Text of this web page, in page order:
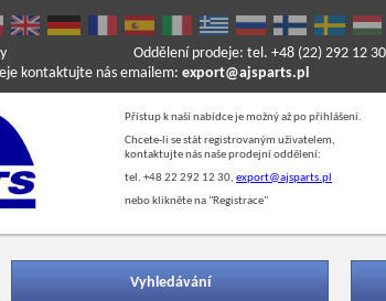
kontaktujte nás emailem: export@ajsparts.pl
Oddělení prodeje: tel. +48 (22) 292 12 30
Přístup k naší nabídce je možný až po přihlášení.
Chcete-li se stát registrovaným uživatelem,
kontaktujte nás naše prodejní oddělení:
tel. +48 22 292 12 30, export@ajsparts.pl
nebo klikněte na "Registrace"
Vyhledávání